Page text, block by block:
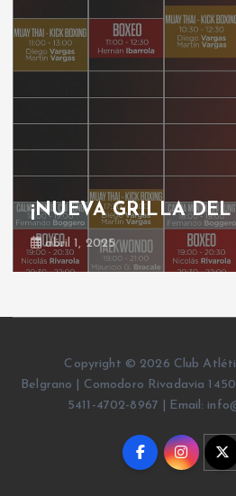
¡NUEVA GRILLA
abril 1, 2025
Copyright © 2026 Club
Belgrano | Comodoro Rivadavia
5411-4702-8967 | Email: